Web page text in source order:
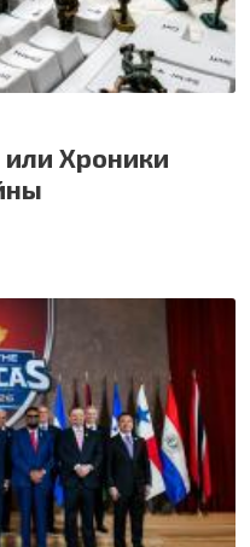
или Хроники